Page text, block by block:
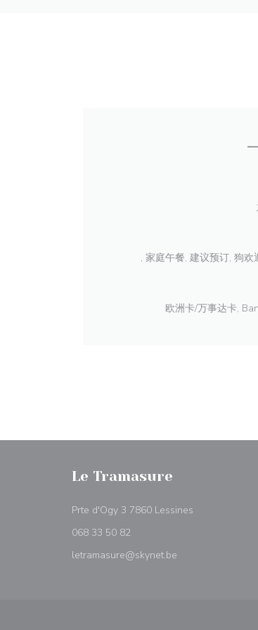
, 家庭午餐, 建议预订, 狗
欧洲卡/万事达卡,
Le Tramasure
Prte d'Ogy 3 7860 Lessines
068 33 50 82
letramasure@skynet.be